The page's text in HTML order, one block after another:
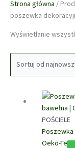
Strona główna /
poszewka
Wyświetlanie
POŚCIELE
Poszewka
Oeko-Tex